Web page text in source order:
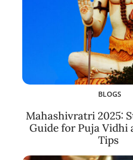
BLOGS
Mahashivratri 2025:
Guide for Puja Vidhi
Tips